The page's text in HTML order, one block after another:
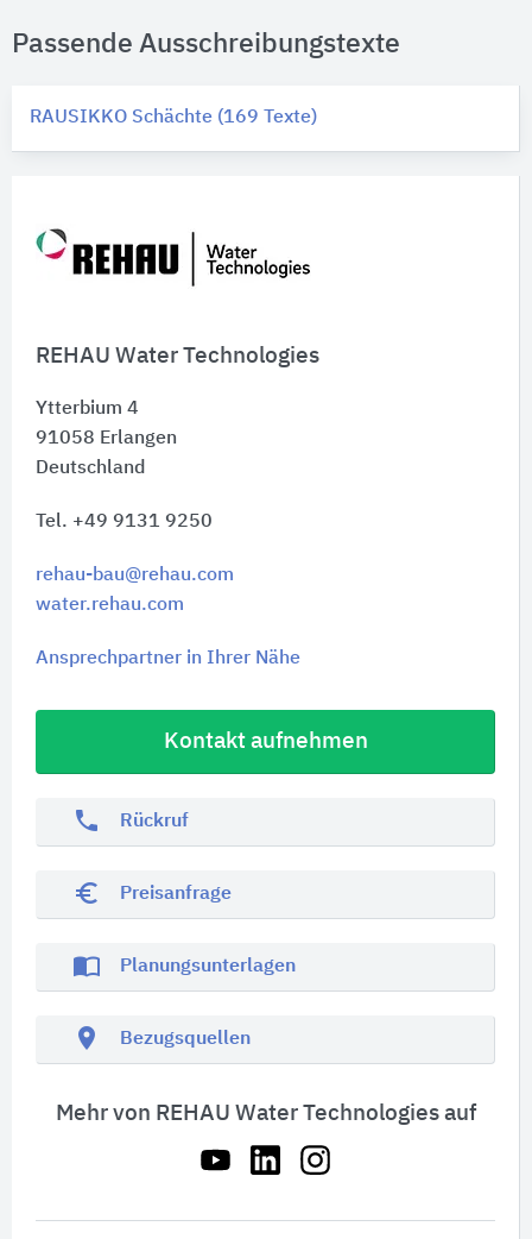
REHAU Water Technologies
Ytterbium 4
91058 Erlangen
Deutschland
Tel. +49 9131 9250
rehau-bau@rehau.com
water.rehau.com
Ansprechpartner in Ihrer Nähe
Kontakt aufnehmen
phone Rückruf
euro_symbol Preisanfrage
import_contacts Planungsunterlagen
location_on Bezugsquellen
Mehr von REHAU Water Technologies auf
Passende Ausschreibungstexte
RAUSIKKO Schächte (169 Texte)